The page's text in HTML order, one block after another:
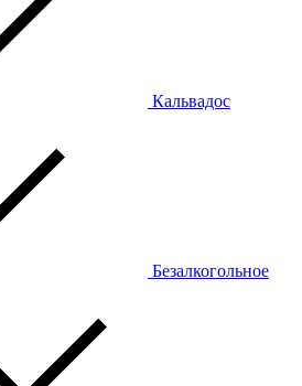
Кальвадос
Безалкогольное